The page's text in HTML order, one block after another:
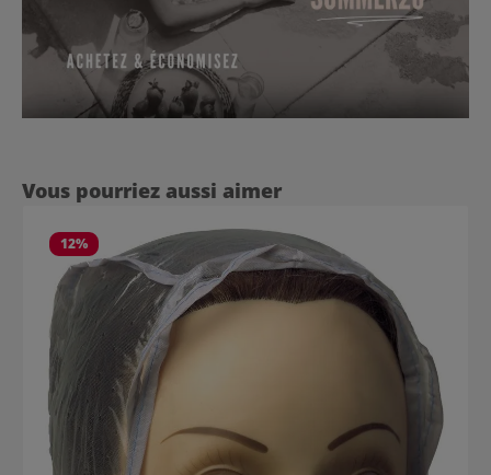
Ignorer la galerie de produits
Vous pourriez aussi aimer
12%